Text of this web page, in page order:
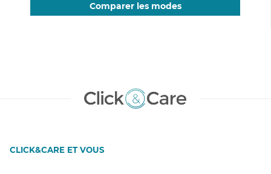
Comparer les modes
CLICK&CARE ET VOUS